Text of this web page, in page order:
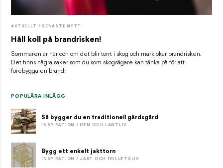
AKTUELLT / SENASTE NYTT
Håll koll på brandrisken!
Sommaren är här och om det blir torrt i skog och mark ökar brandrisken.
Det finns några saker som du som skogsägare kan tänka på för att
förebygga en brand:
POPULÄRA INLÄGG
Så bygger du en traditionell gärdsgård
INSPIRATION / HEM OCH LANTLIV
Bygg ett enkelt jakttorn
INSPIRATION / JAKT OCH FRILUFTSLIV